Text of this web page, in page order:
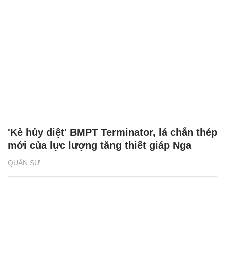
QUÂN SỰ
'Kẻ hủy diệt' BMPT Terminator, lá chắn thép
mới của lực lượng tăng thiết giáp Nga